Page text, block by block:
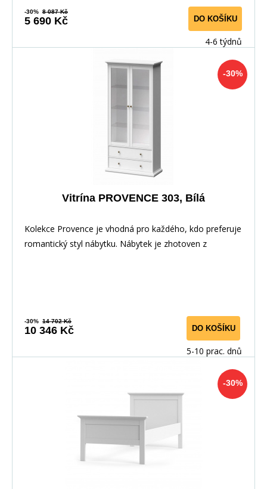
-30% 8 087 Kč
5 690 Kč DO KOŠÍKU
4-6 týdnů
-30%
Vitrína PROVENCE 303, Bílá
Kolekce Provence je vhodná pro každého, kdo preferuje
romantický styl nábytku. Nábytek je zhotoven z
-30% 14 702 Kč
10 346 Kč DO KOŠÍKU
5-10 prac. dnů
-30%